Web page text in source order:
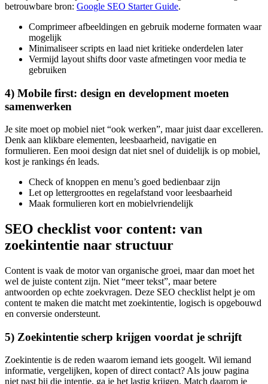
betrouwbare bron: Google SEO Starter Guide.
Comprimeer afbeeldingen en gebruik moderne formaten waar
mogelijk
Minimaliseer scripts en laad niet kritieke onderdelen later
Vermijd layout shifts door vaste afmetingen voor media te
gebruiken
4) Mobile first: design en development moeten
samenwerken
Je site moet op mobiel niet “ook werken”, maar juist daar excelleren.
Denk aan klikbare elementen, leesbaarheid, navigatie en
formulieren. Een mooi design dat niet snel of duidelijk is op mobiel,
kost je rankings én leads.
Check of knoppen en menu’s goed bedienbaar zijn
Let op lettergroottes en regelafstand voor leesbaarheid
Maak formulieren kort en mobielvriendelijk
SEO checklist voor content: van
zoekintentie naar structuur
Content is vaak de motor van organische groei, maar dan moet het
wel de juiste content zijn. Niet “meer tekst”, maar betere
antwoorden op echte zoekvragen. Deze SEO checklist helpt je om
content te maken die matcht met zoekintentie, logisch is opgebouwd
en conversie ondersteunt.
5) Zoekintentie scherp krijgen voordat je schrijft
Zoekintentie is de reden waarom iemand iets googelt. Wil iemand
informatie, vergelijken, kopen of direct contact? Als jouw pagina
niet past bij die intentie, ga je het lastig krijgen. Match daarom je